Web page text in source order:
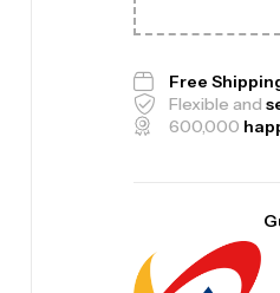
Free
Flexible and
600,000